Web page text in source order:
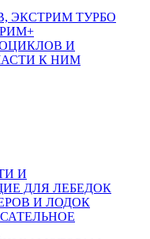
ЭКСТРИМ ТУРБО
И
К НИМ
И
ДЛЯ ЛЕБЕДОК
И ЛОДОК